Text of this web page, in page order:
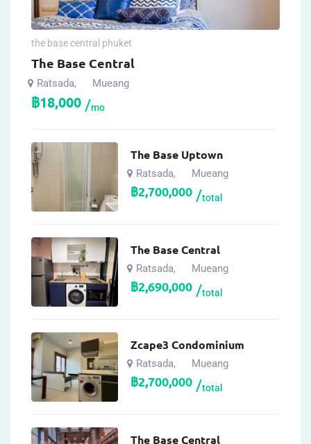
the base central phuket
The Base Central
Ratsada, Mueang
฿18,000 mo
The Base Uptown
Ratsada, Mueang
฿2,700,000 total
The Base Central
Ratsada, Mueang
฿2,690,000 total
Zcape3 Condominium
Ratsada, Mueang
฿2,700,000 total
The Base Central